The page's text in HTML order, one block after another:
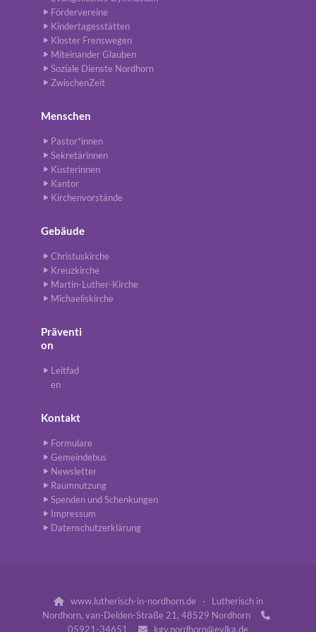
Fördervereine
Kindertagesstätten
Kloster Frenswegen
Miteinander Glauben
Soziale Dienste Nordhorn
ZwischenZeit
Menschen
Pastor*innen
Sekretärinnen
Küsterinnen
Kantor
Kirchenvorstände
Gebäude
Christuskirche
Kreuzkirche
Martin-Luther-Kirche
Michaeliskirche
Präventi
on
Leitfad
en
Kontakt
Formulare
Gemeindebus
Newsletter
Raumnutzung
Spenden und Schenkungen
Impressum
Datenschutzerklärung
www.lutherisch-in-nordhorn.de · Lutherisch in
Nordhorn, van-Delden-Straße 21, 48529 Nordhorn

05921-34651  kgv.nordhorn@evlka.de